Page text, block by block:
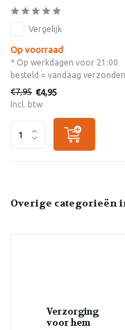
Vergelijk
Op voorraad
* Op werkdagen voor 21:00
besteld = vandaag verzonden
€7,95 €4,95
Incl. btw
Overige categorieën
Verzorging
voor hem